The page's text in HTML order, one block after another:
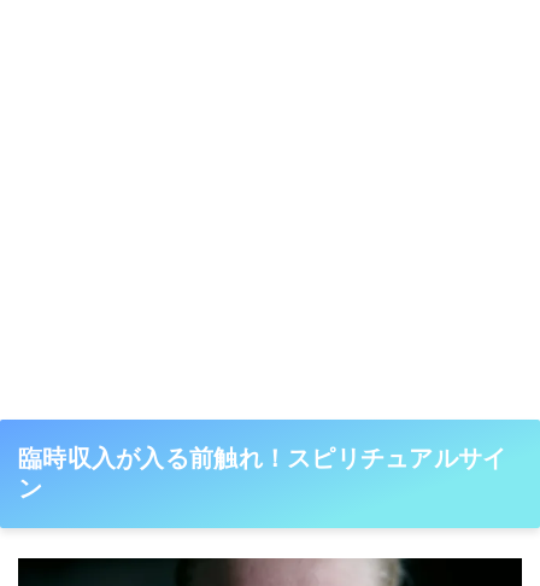
臨時収入が入る前触れ！スピリチュアルサイ
ン